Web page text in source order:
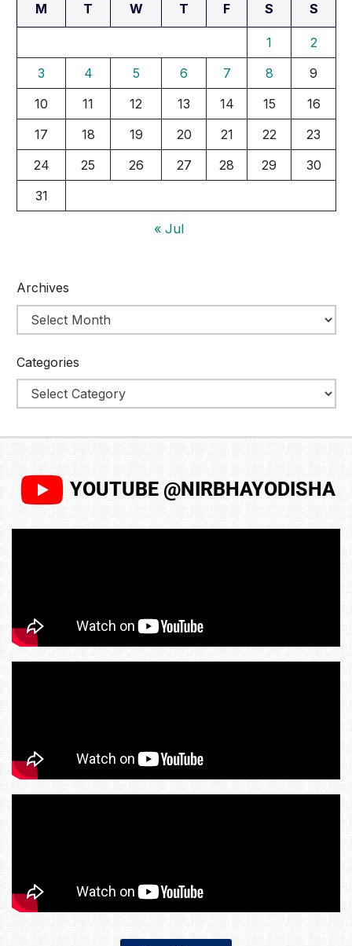
M T W T F S S
1
2
3
4 5 6 7 8
9
10
11 12 13 14 15
16
17
18 19 20 21 22
23
24
25 26 27 28 29
30
31
« Jul
Archives
Categories
YOUTUBE @NIRBHAYODISHA